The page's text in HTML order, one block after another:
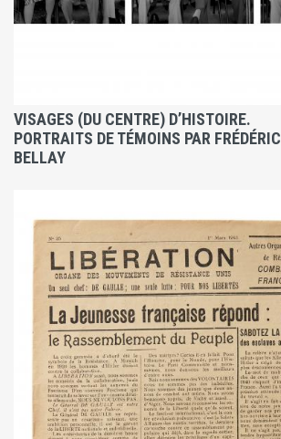
VISAGES (DU CENTRE) D’HISTOIRE.
PORTRAITS DE TÉMOINS PAR FRÉDÉRIC
BELLAY